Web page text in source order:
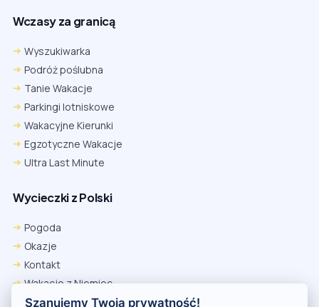
Wczasy za granicą
Wyszukiwarka
Podróż poślubna
Tanie Wakacje
Parkingi lotniskowe
Wakacyjne Kierunki
Egzotyczne Wakacje
Ultra Last Minute
Wycieczki z Polski
Pogoda
Okazje
Kontakt
Wakacje z Niemiec
Polityka Prywatności
Firefox
Ustawienia → Prywatność i bezpieczeństwo → Pliki cookie innych
firm → ustaw „Zezwalaj”.
Na czas rezerwacji nie blokuj cookies i śledzenia dla tej witryny.
Szanujemy Twoją prywatność!